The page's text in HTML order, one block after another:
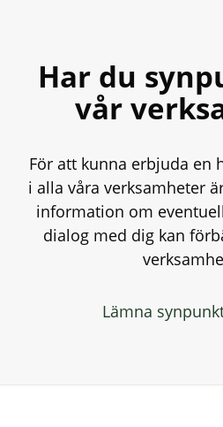
Har du
vår
För att kunna erbjuda en
i alla våra verksamheter
information om
dialog med dig kan
Lämna